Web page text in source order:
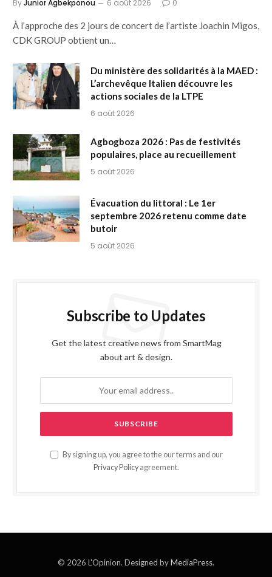
ByJunior Agbekponou 6 août 2026 0
À l’approche des 2 jours de concert de l’artiste Joachin Migos,
CDK GROUP obtient un…
Du ministère des solidarités à la MAED :
L’archevêque Italien découvre les
actions sociales de la LTPE
6 août 2026
Agbogboza 2026 : Pas de festivités
populaires, place au recueillement
5 août 2026
Évacuation du littoral : Le 1er
septembre 2026 retenu comme date
butoir
5 août 2026
Subscribe to Updates
Get the latest creative news from SmartMag
about art & design.
By signing up, you agree to the our terms and our
Privacy Policy agreement.
© 2026 L'Opinion. Designed byMediaPress.